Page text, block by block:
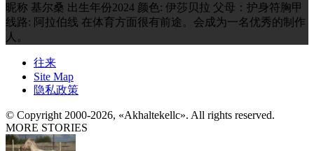
昵称 基尔桑 出生年份2024 颜色: 伊莎贝拉 父母：护身符胸甲
线路: 阿拉伯线 在体育方面很有前途。会成为一名优秀的制作
人。
往来
Site Map
隐私政策
© Copyright 2000-2026, «Akhaltekellc». All rights reserved.
MORE STORIES